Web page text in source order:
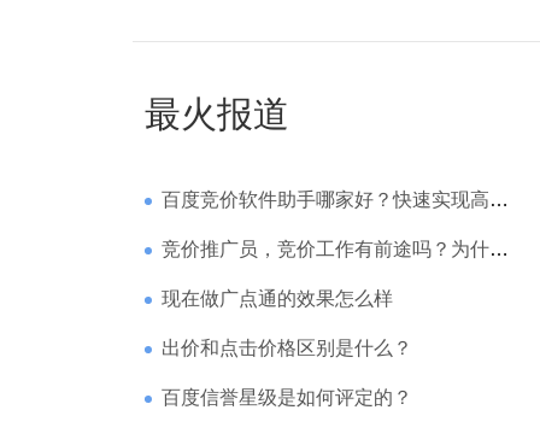
最火报道
百度竞价软件助手哪家好？快速实现高回报哪家强？
竞价推广员，竞价工作有前途吗？为什么待遇那么高
现在做广点通的效果怎么样
出价和点击价格区别是什么？
百度信誉星级是如何评定的？